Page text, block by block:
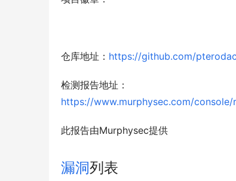
仓库地址： https://github.com/
检测报告地址：
https://www.murphysec.com/
此报告由Murphysec提供
漏洞列表